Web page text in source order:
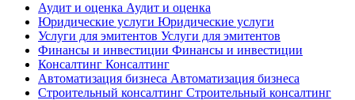
Аудит и оценка Аудит и оценка
Юридические услуги Юридические услуги
Услуги для эмитентов Услуги для эмитентов
Финансы и инвестиции Финансы и инвестиции
Консалтинг Консалтинг
Автоматизация бизнеса Автоматизация бизнеса
Строительный консалтинг Строительный консалтинг